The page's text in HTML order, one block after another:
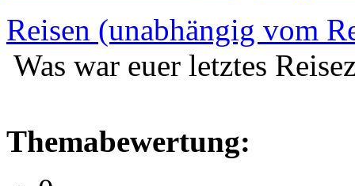
Reisen (unabhängig vom
Was war euer letztes
Themabewertung: